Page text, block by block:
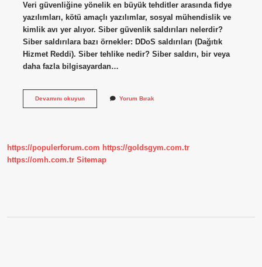
Veri güvenliğine yönelik en büyük tehditler arasında fidye
yazılımları, kötü amaçlı yazılımlar, sosyal mühendislik ve
kimlik avı yer alıyor. Siber güvenlik saldırıları nelerdir?
Siber saldırılara bazı örnekler: DDoS saldırıları (Dağıtık
Hizmet Reddi). Siber tehlike nedir? Siber saldırı, bir veya
daha fazla bilgisayardan…
Devamını okuyunSiber
Yorum Bırak
https://populerforum.com https://goldsgym.com.tr
https://omh.com.tr Sitemap